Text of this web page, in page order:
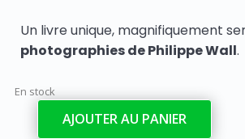
Un livre unique, magnifiquement
photographies de Philippe Wall.
En stock
quantitéAJOUTER AU PANIER